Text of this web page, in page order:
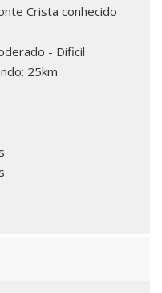
Crista conhecido
- Dificil
25km